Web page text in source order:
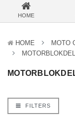
HOME
HOME MOTO
FILTERS